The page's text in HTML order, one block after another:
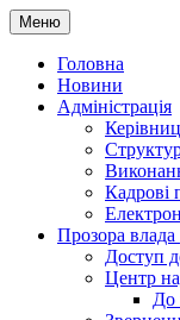
Меню
Головна
Новини
Адміністрація
Кадрові
Прозора влада
Доступ
Центр
До